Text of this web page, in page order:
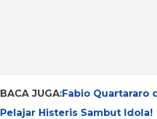
BACA JUGA:Fabio Quartararo
Pelajar Histeris Sambut Idola!